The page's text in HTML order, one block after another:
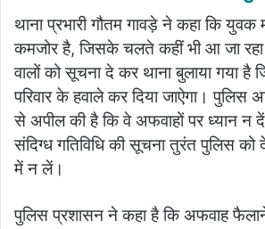
थाना प्रभारी गौतम गावड़े ने कहा कि
कमजोर है, जिसके चलते कहीं भी आ जा रहा
वालों को सूचना दे कर थाना बुलाया गया
परिवार के हवाले कर दिया जाऐगा। पुलिस
से अपील की है कि वे अफवाहों पर ध्यान न
संदिग्ध गतिविधि की सूचना तुरंत पुलिस
में न लें।
पुलिस प्रशासन ने कहा है कि अफवाह